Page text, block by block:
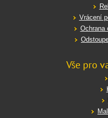
Vrácení
Ochrana
Vše pro